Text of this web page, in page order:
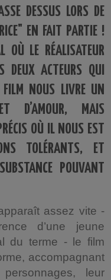
DESSUS LORS DE
EN FAIT PARTIE !
OÙ LE RÉALISATEUR
DEUX ACTEURS QUI
FILM NOUS LIVRE UN
D’AMOUR, MAIS
OÙ IL NOUS EST
TOLÉRANTS, ET
POUVANT
assez vite -
d’une jeune
du terme - le film
accompagnant
leur